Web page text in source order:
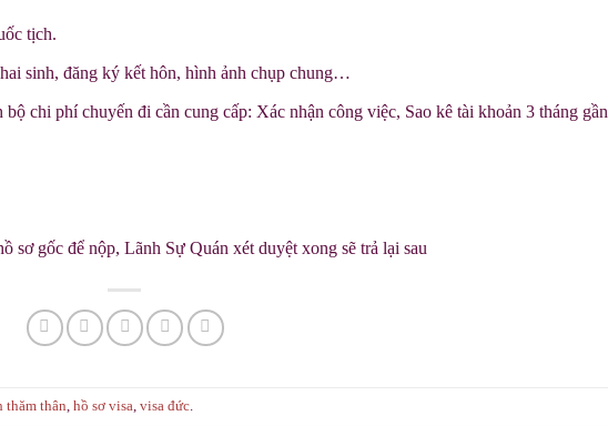
tịch.
sinh, đăng ký kết hôn, hình ảnh chụp chung…
chi phí chuyến đi cần cung cấp: Xác nhận công việc, Sao kê tài khoản 3 tháng gần
sơ gốc để nộp, Lãnh Sự Quán xét duyệt xong sẽ trả lại sau
thăm thân, hồ sơ visa, visa đức.